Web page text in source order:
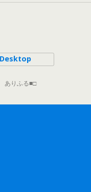
Desktop
ありふる■□